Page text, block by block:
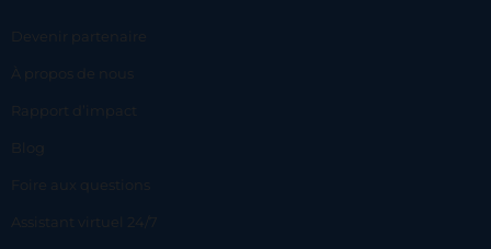
Devenir partenaire
À propos de nous
Rapport d’impact
Blog
Foire aux questions
Assistant virtuel 24/7